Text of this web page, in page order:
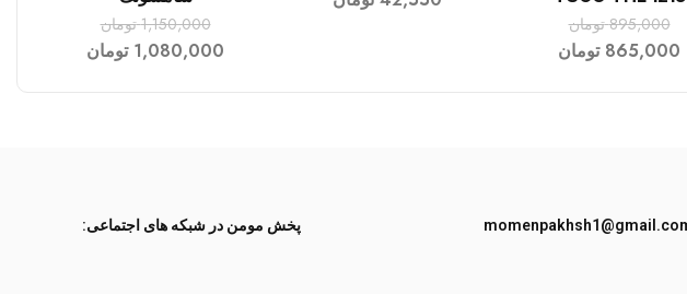
895,000 تومان
865,000 تومان
1,150,000 تومان
1,080,000 تومان
پخش مومن در شبکه های اجتماعی: